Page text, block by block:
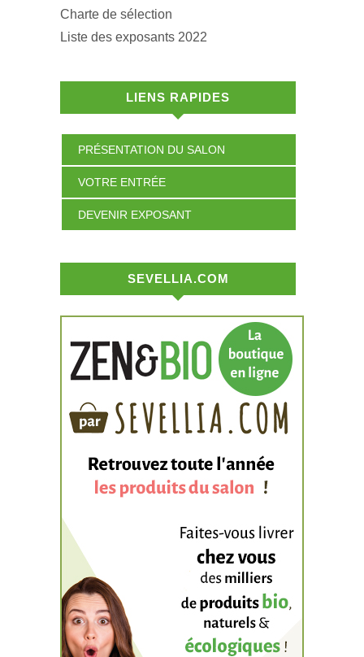
Charte de sélection
Liste des exposants 2022
LIENS RAPIDES
PRÉSENTATION DU SALON
VOTRE ENTRÉE
DEVENIR EXPOSANT
SEVELLIA.COM